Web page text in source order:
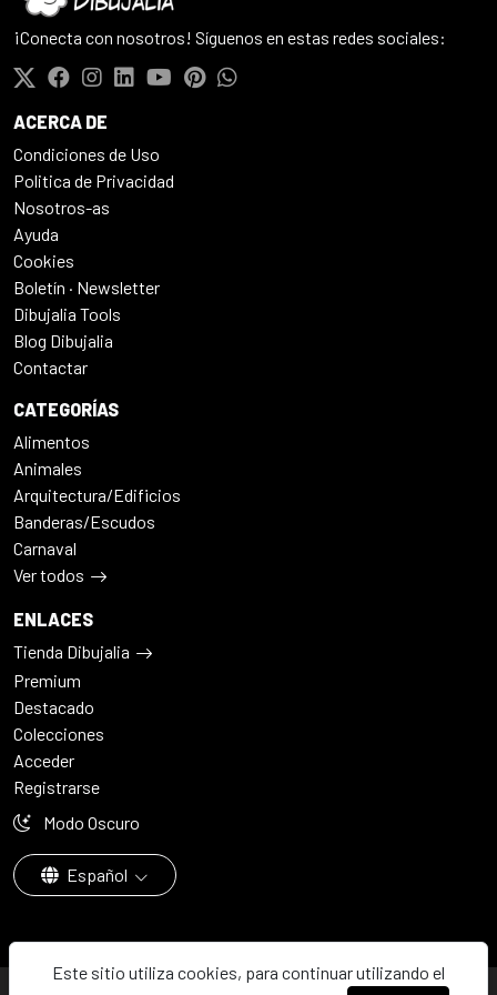
Este sitio utiliza cookies, para continuar utilizando el
¡Conecta con nosotros! Síguenos en estas redes sociales:
ACERCA DE
Condiciones de Uso
Politica de Privacidad
Nosotros-as
Ayuda
Cookies
Boletín · Newsletter
Dibujalia Tools
Blog Dibujalia
Contactar
CATEGORÍAS
Alimentos
Animales
Arquitectura/Edificios
Banderas/Escudos
Carnaval
Ver todos
ENLACES
Tienda Dibujalia
Premium
Destacado
Colecciones
Acceder
Registrarse
Modo Oscuro
Español
© 2026 - Dibujalia ha sido ⚙️ con ♥️ en ABC · Castilla-La Mancha ·